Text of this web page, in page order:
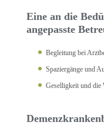
Eine an die
angepasste
Begleitung bei
Spaziergänge und
Geselligkeit und die